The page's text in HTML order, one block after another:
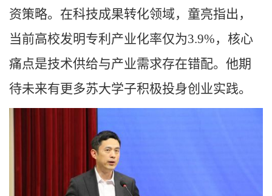
资策略。在科技成果转化领域，童亮指出，
当前高校发明专利产业化率仅为3.9%，核心
痛点是技术供给与产业需求存在错配。他期
待未来有更多苏大学子积极投身创业实践。